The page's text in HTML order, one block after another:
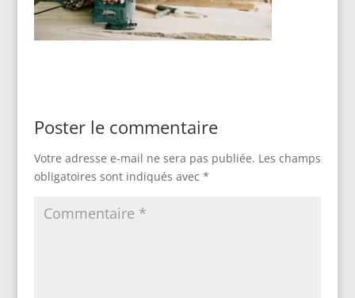
Poster le commentaire
Votre adresse e-mail ne sera pas publiée. Les champs
obligatoires sont indiqués avec *